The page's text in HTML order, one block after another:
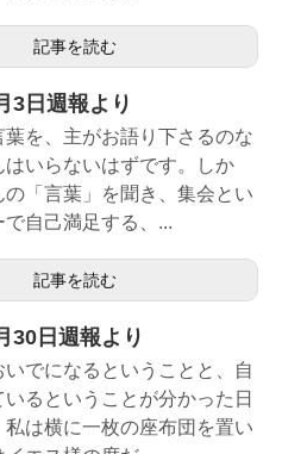
記事を読む
3日週報より
を、主がお語り下さるのな
はいらないはずです。しか
の「言葉」を聞き、集会とい
で自己満足する、...
記事を読む
30日週報より
いでになるということと、自
るということが分かった日
は横に一枚の座布団を置い